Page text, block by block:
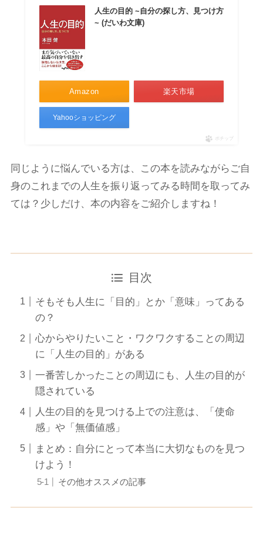
人生の目的 ~自分の探し方、見つけ方
~ (だいわ文庫)
Amazon 楽天市場
Yahooショッピング
ポチップ
同じように悩んでいる方は、この本を読みながらご自
身のこれまでの人生を振り返ってみる時間を取ってみ
ては？少しだけ、本の内容をご紹介しますね！
目次
そもそも人生に「目的」とか「意味」ってある
の？
心からやりたいこと・ワクワクすることの周辺
に「人生の目的」がある
一番苦しかったことの周辺にも、人生の目的が
隠されている
人生の目的を見つける上での注意は、「使命
感」や「無価値感」
まとめ：自分にとって本当に大切なものを見つ
けよう！
その他オススメの記事